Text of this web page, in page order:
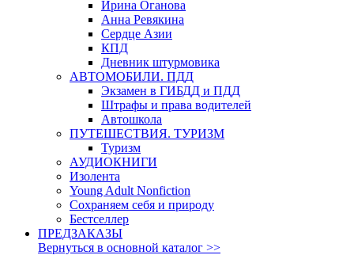
Ирина Оганова
Анна Ревякина
Сердце Азии
КПД
Дневник штурмовика
АВТОМОБИЛИ. ПДД
Экзамен в ГИБДД и ПДД
Штрафы и права водителей
Автошкола
ПУТЕШЕСТВИЯ. ТУРИЗМ
Туризм
АУДИОКНИГИ
Изолента
Young Adult Nonfiction
Сохраняем себя и природу
Бестселлер
ПРЕДЗАКАЗЫ
Вернуться в основной каталог >>